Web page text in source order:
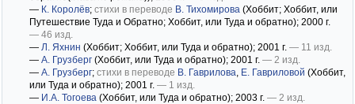
— К. Королёв; стихи в переводе В. Тихомирова (Хоббит; Хоббит, или
Путешествие Туда и Обратно; Хоббит, или Туда и обратно); 2000 г.
— 46 изд.
— Л. Яхнин (Хоббит; Хоббит, или Туда и обратно); 2001 г. — 11 изд.
— А. Грузберг (Хоббит, или Туда и обратно); 2001 г. — 2 изд.
— А. Грузберг; стихи в переводе В. Гаврилова, Е. Гавриловой (Хоббит,
или Туда и обратно); 2001 г. — 1 изд.
— И.А. Тогоева (Хоббит, или Туда и обратно); 2003 г. — 2 изд.